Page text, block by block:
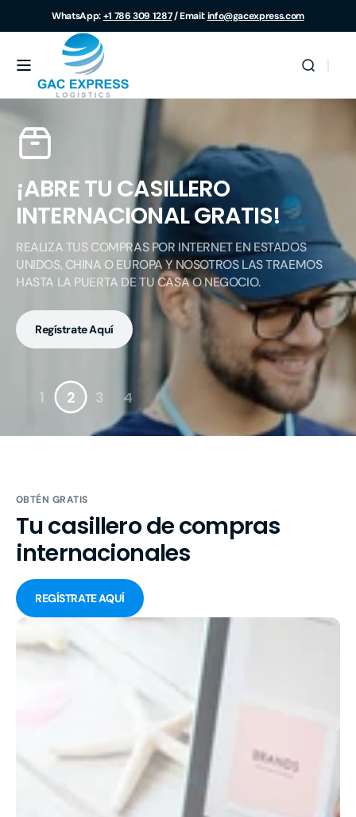
directamente
al contenido
WhatsApp:+1 786 309 1287/ Email:info@gacexpress.com
GAC
EXPRESS
¡ABRE TU CASILLERO
INTERNACIONAL GRATIS!
REALIZA TUS COMPRAS POR INTERNET EN ESTADOS
UNIDOS, CHINA O EUROPA Y NOSOTROS LAS TRAEMOS
HASTA LA PUERTA DE TU CASA O NEGOCIO.
Regístrate Aquí
1 2 3 4
OBTÉN GRATIS
Tu casillero de compras
internacionales
REGÍSTRATE AQUÍ